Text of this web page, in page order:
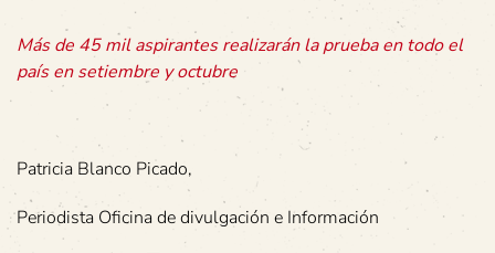
Más de 45 mil aspirantes realizarán la prueba en todo el
país en setiembre y octubre
Patricia Blanco Picado,
Periodista Oficina de divulgación e Información